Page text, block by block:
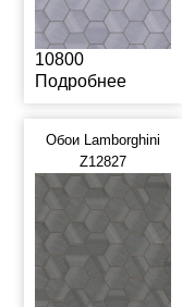
10800
Подробнее
Обои Lamborghini
Z12827